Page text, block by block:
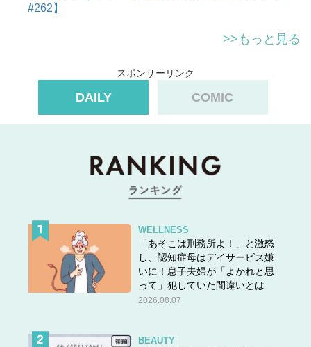
#262】
>>もっと見る
スポンサーリンク
DAILY COMIC
WELLNESS
「あそこは刑務所よ！」と激怒
し、認知症母はデイサービス嫌
いに！息子夫婦が「よかれと思
って」犯していた間違いとは
2026.08.07
BEAUTY